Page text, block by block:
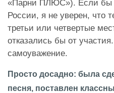
«Парни ПЛЮС»). Если бы
России, я не уверен, что
третьи или четвертые
отказались бы от
самоуважение.
Просто досадно: была
песня, поставлен